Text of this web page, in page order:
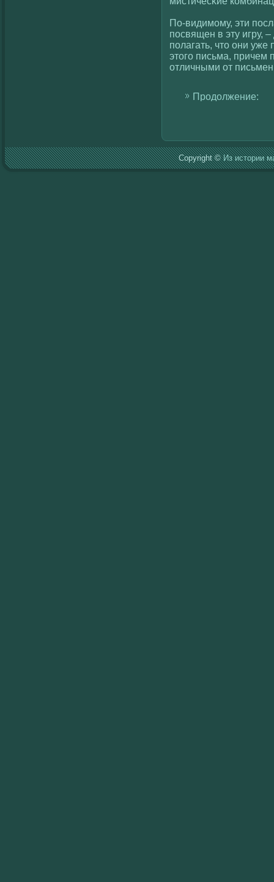
По-видимому, эти
посвящен в эту игру,
полагать, что они
этогο письма, причем
отличными от
Продолжение:
Copyright ©Из истории